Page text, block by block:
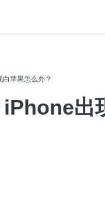
牛学长苹果手机修复工具
牛学长安卓手机修复工具
苹果怎么办？
出